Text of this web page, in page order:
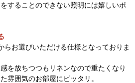
することのできない照明には嬉しいポ
らお選びいただける仕様となっておりま
を放ちつつもリネンなので重たくなり
雰囲気のお部屋にピッタリ。